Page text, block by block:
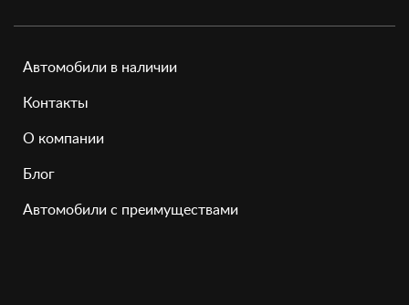
Автомобили в наличии
Контакты
О компании
Блог
Автомобили с преимуществами